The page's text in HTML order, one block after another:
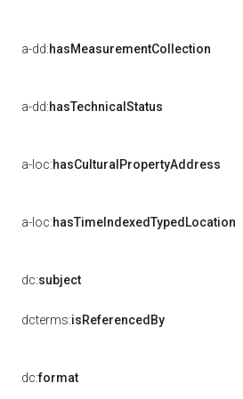
a-dd:hasMeasurementCollection
a-dd:hasTechnicalStatus
a-loc:hasCulturalPropertyAddress
a-loc:hasTimeIndexedTypedLocation
dc:subject
dcterms:isReferencedBy
dc:format